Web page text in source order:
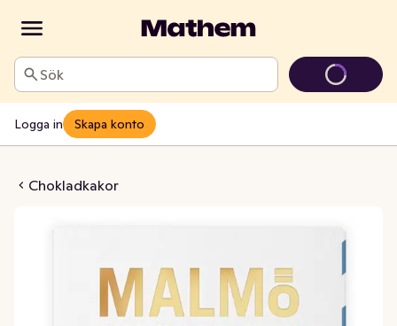
Sök
Logga in Skapa konto
Chokladkakor
45% EKO